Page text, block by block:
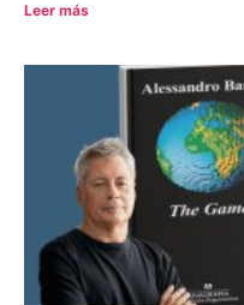
Leer más